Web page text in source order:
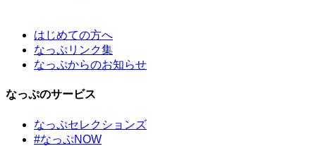
はじめての方へ
なっぷリンク集
なっぷからのお知らせ
なっぷのサービス
なっぷセレクションズ
#なっぷNOW